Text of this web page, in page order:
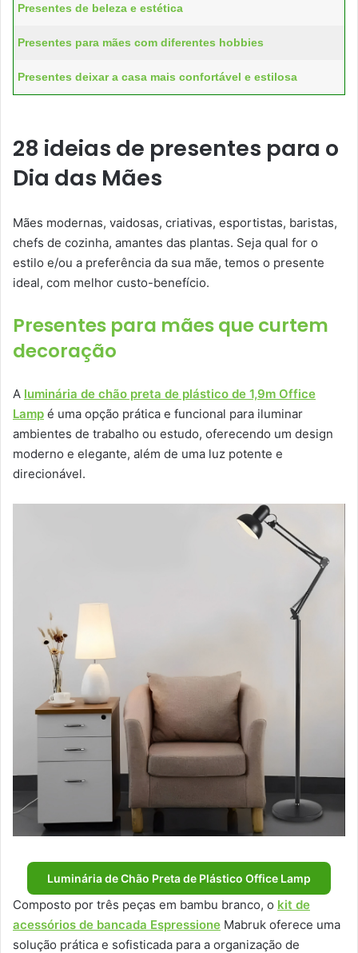
Presentes de beleza e estética
Presentes para mães com diferentes hobbies
Presentes deixar a casa mais confortável e estilosa
28 ideias de presentes para o
Dia das Mães
Mães modernas, vaidosas, criativas, esportistas, baristas,
chefs de cozinha, amantes das plantas. Seja qual for o
estilo e/ou a preferência da sua mãe, temos o presente
ideal, com melhor custo-benefício.
Presentes para mães que curtem
decoração
A luminária de chão preta de plástico de 1,9m Office
Lamp é uma opção prática e funcional para iluminar
ambientes de trabalho ou estudo, oferecendo um design
moderno e elegante, além de uma luz potente e
direcionável.
Luminária de Chão Preta de Plástico Office Lamp
Composto por três peças em bambu branco, o kit de
acessórios de bancada Espressione Mabruk oferece uma
solução prática e sofisticada para a organização de